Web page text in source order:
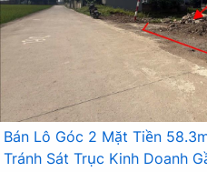
Bán Lô Góc 2 Mặt Tiền
Tránh Sát Trục Kinh Doanh